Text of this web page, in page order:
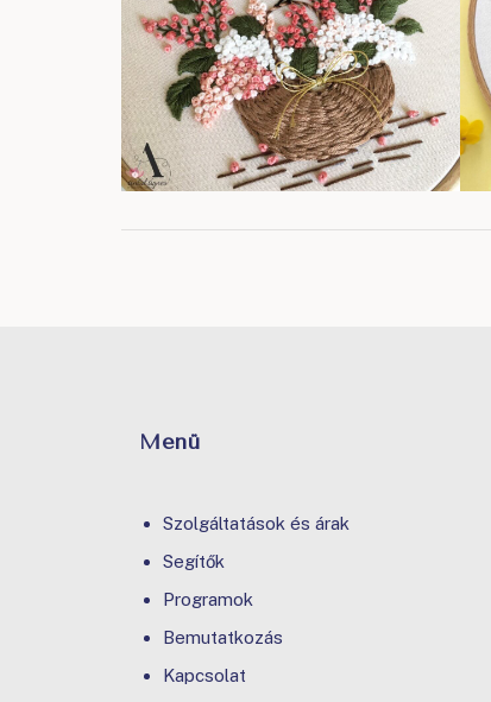
Menü
Szolgáltatások és árak
Segítők
Programok
Bemutatkozás
Kapcsolat